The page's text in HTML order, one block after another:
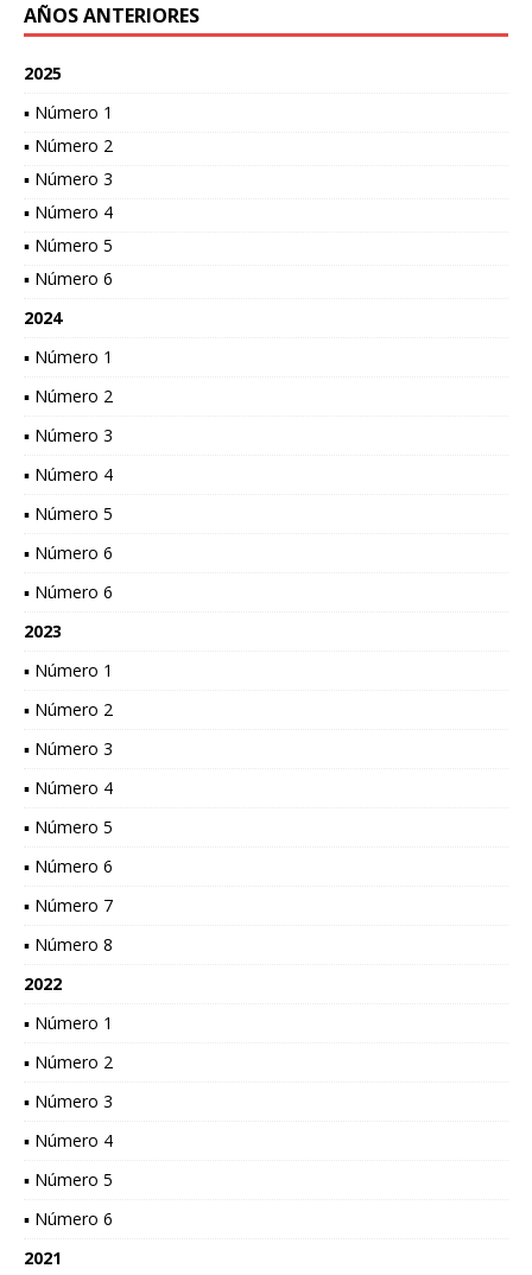
AÑOS ANTERIORES
2025
▪ Número 1
▪ Número 2
▪ Número 3
▪ Número 4
▪ Número 5
▪ Número 6
2024
▪ Número 1
▪ Número 2
▪ Número 3
▪ Número 4
▪ Número 5
▪ Número 6
▪ Número 6
2023
▪ Número 1
▪ Número 2
▪ Número 3
▪ Número 4
▪ Número 5
▪ Número 6
▪ Número 7
▪ Número 8
2022
▪ Número 1
▪ Número 2
▪ Número 3
▪ Número 4
▪ Número 5
▪ Número 6
2021